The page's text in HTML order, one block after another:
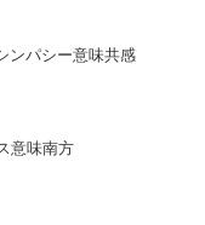
ンパシー意味共感
意味南方